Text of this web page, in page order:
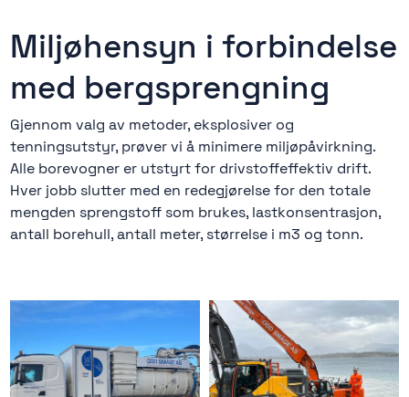
Miljøhensyn i forbindelse
med bergsprengning
Gjennom valg av metoder, eksplosiver og
tenningsutstyr, prøver vi å minimere miljøpåvirkning.
Alle borevogner er utstyrt for drivstoffeffektiv drift.
Hver jobb slutter med en redegjørelse for den totale
mengden sprengstoff som brukes, lastkonsentrasjon,
antall borehull, antall meter, størrelse i m3 og tonn.